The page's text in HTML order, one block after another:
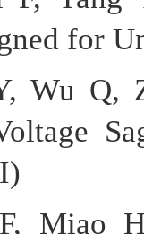
for
Wu Q,
Miao